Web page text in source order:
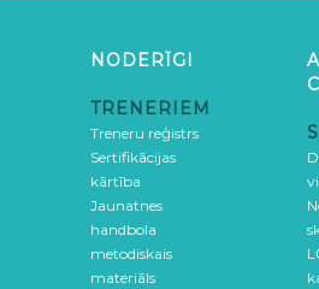
NODERĪGI
TRENERIEM
Treneru reģistrs
Sertifikācijas
kārtība
Jaunatnes
handbola
metodiskais
materiāls